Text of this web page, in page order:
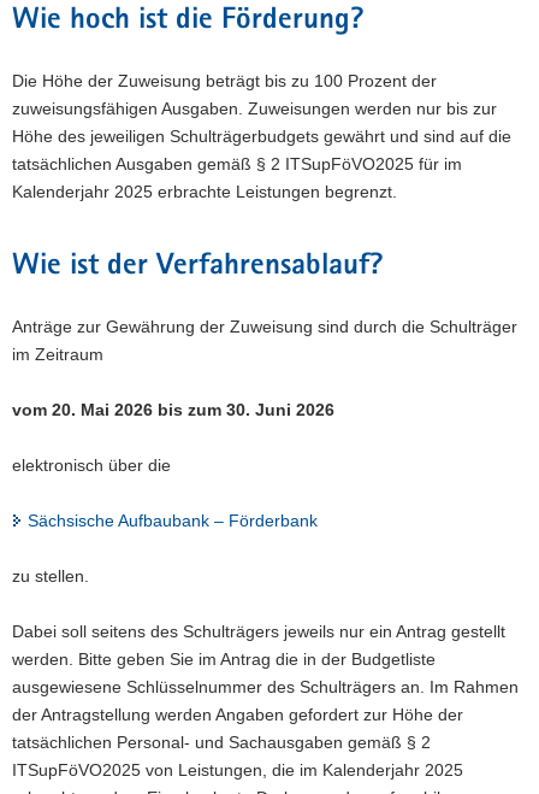
Wie hoch ist die Förderung?
Die Höhe der Zuweisung beträgt bis zu 100 Prozent der
zuweisungsfähigen Ausgaben. Zuweisungen werden nur bis zur
Höhe des jeweiligen Schulträgerbudgets gewährt und sind auf die
tatsächlichen Ausgaben gemäß § 2 ITSupFöVO2025 für im
Kalenderjahr 2025 erbrachte Leistungen begrenzt.
Wie ist der Verfahrensablauf?
Anträge zur Gewährung der Zuweisung sind durch die Schulträger
im Zeitraum
vom 20. Mai 2026 bis zum 30. Juni 2026
elektronisch über die
Sächsische Aufbaubank – Förderbank
zu stellen.
Dabei soll seitens des Schulträgers jeweils nur ein Antrag gestellt
werden. Bitte geben Sie im Antrag die in der Budgetliste
ausgewiesene Schlüsselnummer des Schulträgers an. Im Rahmen
der Antragstellung werden Angaben gefordert zur Höhe der
tatsächlichen Personal- und Sachausgaben gemäß § 2
ITSupFöVO2025 von Leistungen, die im Kalenderjahr 2025